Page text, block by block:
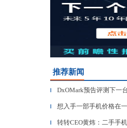
推荐新闻
▎ DxOMark预告评测下一
▎ 想入手一部手机价格在
▎ 转转CEO黄炜：二手手